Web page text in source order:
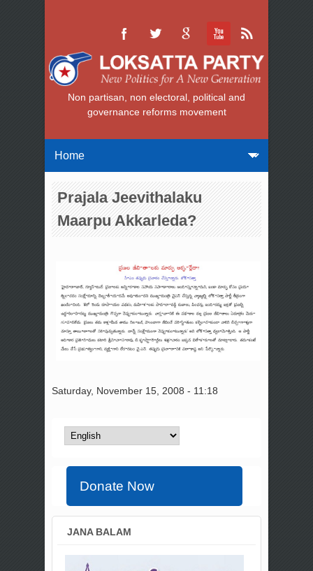
Non partisan, non electoral, political and
governance reforms movement
Prajala Jeevithalaku
Maarpu Akkarleda?
Saturday, November 15, 2008 - 11:18
Donate Now
JANA BALAM